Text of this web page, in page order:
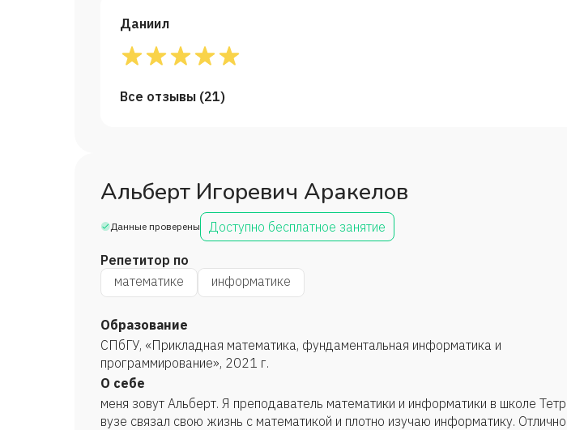
Даниил
Все отзывы (21)
Альберт Игоревич Аракелов
Данные проверены Доступно бесплатное занятие
Репетитор по
математике
информатике
Образование
СПбГУ, «Прикладная математика, фундаментальная информатика и
программирование», 2021 г.
О себе
меня зовут Альберт. Я преподаватель математики и информатики в школе
вузе связал свою жизнь с математикой и плотно изучаю информатику.